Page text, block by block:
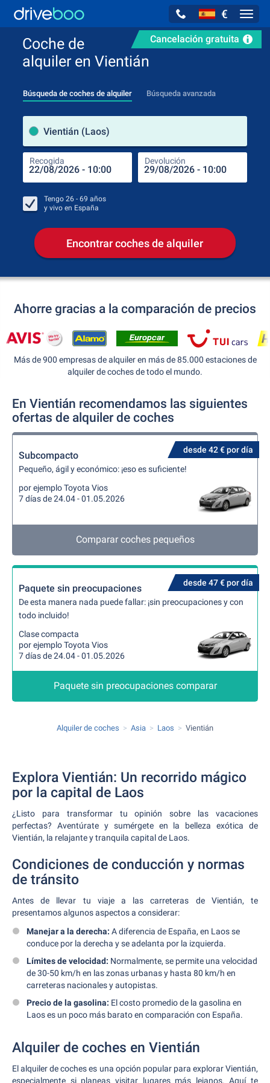
€
Cancelación gratuita
Coche de
alquiler en Vientián
Búsqueda de coches de alquiler Búsqueda avanzada
Vientián (Laos)
Recogida Devolución
Tengo 26 - 69 años
y vivo en España
Encontrar coches de alquiler
Ahorre gracias a la comparación de precios
Más de 900 empresas de alquiler en más de 85.000 estaciones de
alquiler de coches de todo el mundo.
En Vientián recomendamos las siguientes
ofertas de alquiler de coches
desde 42 € por día
Subcompacto
Pequeño, ágil y económico: ¡eso es suficiente!
por ejemplo Toyota Vios
7 días de 24.04 - 01.05.2026
Comparar coches pequeños
desde 47 € por día
Paquete sin preocupaciones
De esta manera nada puede fallar: ¡sin preocupaciones y con
todo incluido!
Clase compacta
por ejemplo Toyota Vios
7 días de 24.04 - 01.05.2026
Paquete sin preocupaciones comparar
Alquiler de coches Asia Laos Vientián
Explora Vientián: Un recorrido mágico
por la capital de Laos
¿Listo para transformar tu opinión sobre las vacaciones
perfectas? Aventúrate y sumérgete en la belleza exótica de
Vientián, la relajante y tranquila capital de Laos.
Condiciones de conducción y normas
de tránsito
Antes de llevar tu viaje a las carreteras de Vientián, te
presentamos algunos aspectos a considerar:
Manejar a la derecha: A diferencia de España, en Laos se
conduce por la derecha y se adelanta por la izquierda.
Límites de velocidad: Normalmente, se permite una velocidad
de 30-50 km/h en las zonas urbanas y hasta 80 km/h en
carreteras nacionales y autopistas.
Precio de la gasolina: El costo promedio de la gasolina en
Laos es un poco más barato en comparación con España.
Alquiler de coches en Vientián
El alquiler de coches es una opción popular para explorar Vientián,
especialmente si planeas visitar lugares más lejanos. Aquí te